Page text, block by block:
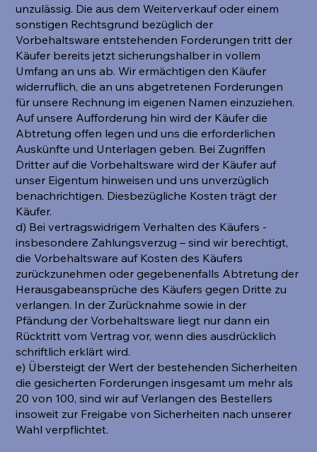
unzulässig. Die aus dem Weiterverkauf oder einem
sonstigen Rechtsgrund bezüglich der
Vorbehaltsware entstehenden Forderungen tritt der
Käufer bereits jetzt sicherungshalber in vollem
Umfang an uns ab. Wir ermächtigen den Käufer
widerruflich, die an uns abgetretenen Forderungen
für unsere Rechnung im eigenen Namen einzuziehen.
Auf unsere Aufforderung hin wird der Käufer die
Abtretung offen legen und uns die erforderlichen
Auskünfte und Unterlagen geben. Bei Zugriffen
Dritter auf die Vorbehaltsware wird der Käufer auf
unser Eigentum hinweisen und uns unverzüglich
benachrichtigen. Diesbezügliche Kosten trägt der
Käufer.
d) Bei vertragswidrigem Verhalten des Käufers -
insbesondere Zahlungsverzug – sind wir berechtigt,
die Vorbehaltsware auf Kosten des Käufers
zurückzunehmen oder gegebenenfalls Abtretung der
Herausgabeansprüche des Käufers gegen Dritte zu
verlangen. In der Zurücknahme sowie in der
Pfändung der Vorbehaltsware liegt nur dann ein
Rücktritt vom Vertrag vor, wenn dies ausdrücklich
schriftlich erklärt wird.
e) Übersteigt der Wert der bestehenden Sicherheiten
die gesicherten Forderungen insgesamt um mehr als
20 von 100, sind wir auf Verlangen des Bestellers
insoweit zur Freigabe von Sicherheiten nach unserer
Wahl verpflichtet.